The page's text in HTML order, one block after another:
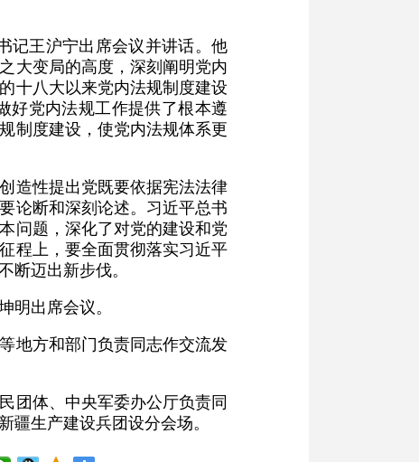
记王沪宁出席会议并讲话。他
大变局的高度，深刻阐明党内
十八大以来党内法规制度建设
好党内法规工作提供了根本遵
制度建设，使党内法规体系更
造性提出党既要依据宪法法律
论断和深刻论述。习近平总书
问题，深化了对党的建设和党
程上，要全面贯彻落实习近平
迈出新步伐。
出席会议。
地方和部门负责同志作交流发
团体、中央军委办公厅负责同
生产建设兵团设分会场。